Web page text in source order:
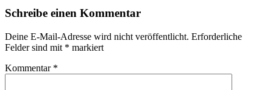
Schreibe einen Kommentar
Deine E-Mail-Adresse wird nicht veröffentlicht. Erforderliche
Felder sind mit * markiert
Kommentar *